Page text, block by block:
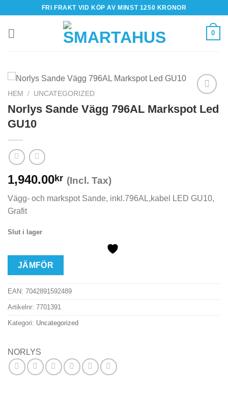
content
FRI FRAKT VID KÖP AV MINST 1250 KRONOR
0
HEM / UNCATEGORIZED
Norlys Sande Vägg 796AL Markspot Led
GU10
1,940.00kr (Incl. Tax)
Vägg- och markspot Sande, inkl.796AL,kabel LED GU10,
Grafit
Slut i lager
JÄMFÖR
EAN: 7042891592489
Artikelnr: 7701391
Kategori: Uncategorized
NORLYS